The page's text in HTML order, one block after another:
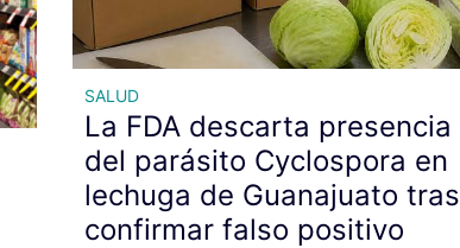
SALUD
La FDA descarta presencia
del parásito Cyclospora en
lechuga de Guanajuato tras
confirmar falso positivo